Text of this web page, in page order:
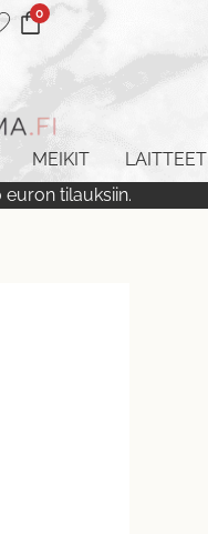
0
MEIKIT LAITTEET
tilauksiin.